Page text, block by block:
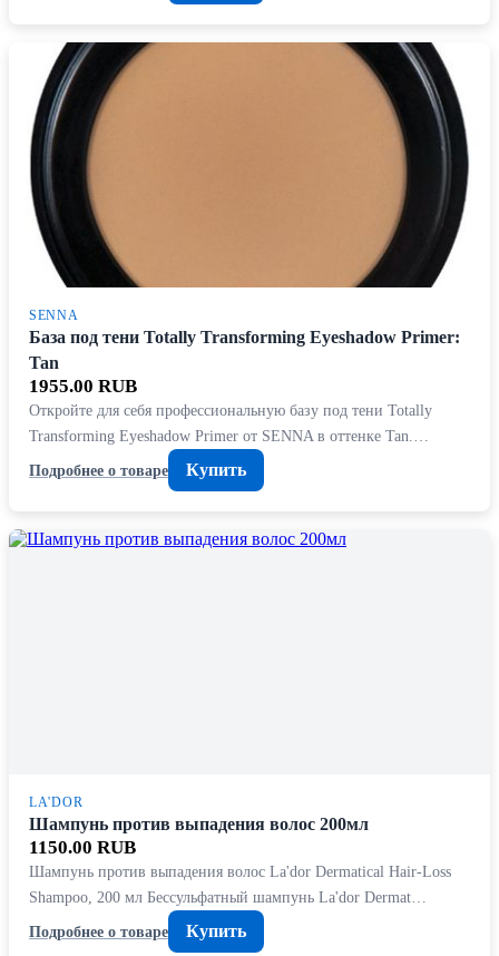
SENNA
База под тени Totally Transforming Eyeshadow Primer:
Tan
1955.00 RUB
Откройте для себя профессиональную базу под тени Totally
Transforming Eyeshadow Primer от SENNA в оттенке Tan.…
Подробнее о товаре
Купить
LA'DOR
Шампунь против выпадения волос 200мл
1150.00 RUB
Шампунь против выпадения волос La'dor Dermatical Hair-Loss
Shampoo, 200 мл Бессульфатный шампунь La'dor Dermat…
Подробнее о товаре
Купить